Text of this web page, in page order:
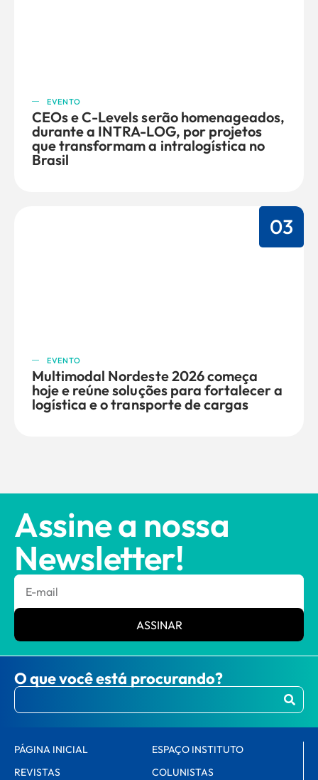
EVENTO
CEOs e C-Levels serão homenageados,
durante a INTRA-LOG, por projetos
que transformam a intralogística no
Brasil
03
EVENTO
Multimodal Nordeste 2026 começa
hoje e reúne soluções para fortalecer a
logística e o transporte de cargas
Assine a nossa
Newsletter!
ASSINAR
O que você está procurando?
PÁGINA INICIAL
REVISTAS
ESPAÇO INSTITUTO
COLUNISTAS